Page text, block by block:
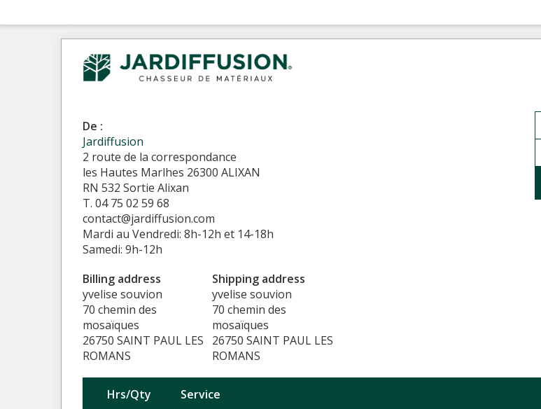
De :
Jardiffusion
2 route de la correspondance
les Hautes Marlhes 26300 ALIXAN
RN 532 Sortie Alixan
T. 04 75 02 59 68
contact@jardiffusion.com
Mardi au Vendredi: 8h-12h et 14-18h
Samedi: 9h-12h
Billing address
yvelise souvion
70 chemin des
mosaïques
26750 SAINT PAUL LES
ROMANS
Shipping address
yvelise souvion
70 chemin des
mosaïques
26750 SAINT PAUL LES
ROMANS
Hrs/Qty Service